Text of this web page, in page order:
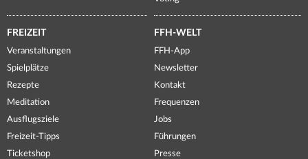
FREIZEIT
Veranstaltungen
Spielplätze
Rezepte
Meditation
Ausflugsziele
Freizeit-Tipps
Ticketshop
FFH-WELT
FFH-App
Newsletter
Kontakt
Frequenzen
Jobs
Führungen
Presse